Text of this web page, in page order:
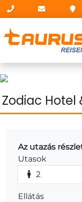
Zodiac Hotel
Az utazás
Utasok
2
Ellátás